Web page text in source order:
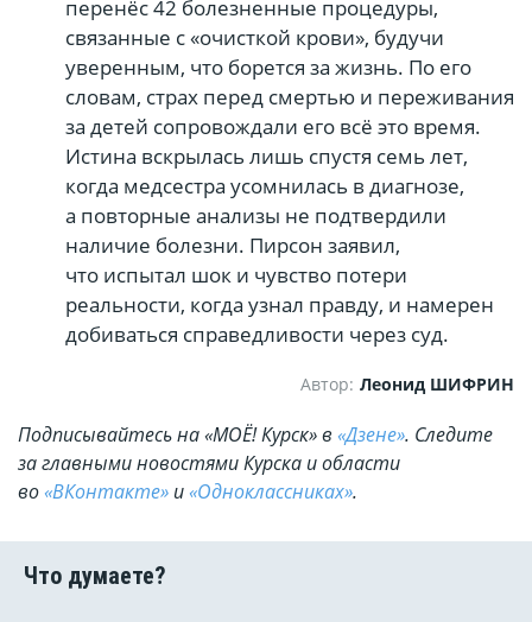
перенёс 42 болезненные процедуры,
связанные с «очисткой крови», будучи
уверенным, что борется за жизнь. По его
словам, страх перед смертью и переживания
за детей сопровождали его всё это время.
Истина вскрылась лишь спустя семь лет,
когда медсестра усомнилась в диагнозе,
а повторные анализы не подтвердили
наличие болезни. Пирсон заявил,
что испытал шок и чувство потери
реальности, когда узнал правду, и намерен
добиваться справедливости через суд.
Автор: Леонид ШИФРИН
Подписывайтесь на «МОЁ! Курск» в «Дзене». Cледите
за главными новостями Курска и области
во«ВКонтакте» и«Одноклассниках».